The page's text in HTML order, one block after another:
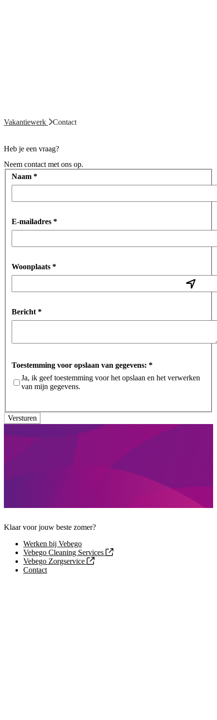
Vakantiewerk Contact
Heb je een vraag?
Neem contact met ons op.
Naam *
E-mailadres *
Woonplaats *
Bericht *
Toestemming voor opslaan van gegevens: *
Ja, ik geef toestemming voor het opslaan en het verwerken
van mijn gegevens.
Klaar voor jouw beste zomer?
Werken bij Vebego
Vebego Cleaning Services
Vebego Zorgservice
Contact